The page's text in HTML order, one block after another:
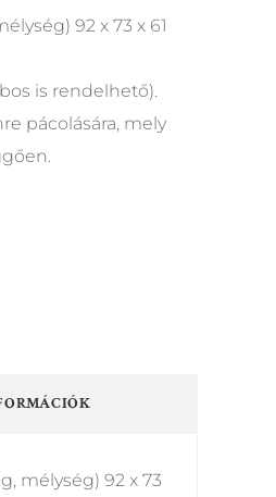
92 x 73 x 61
is rendelhető).
pácolására, mely
mélység) 92 x 73